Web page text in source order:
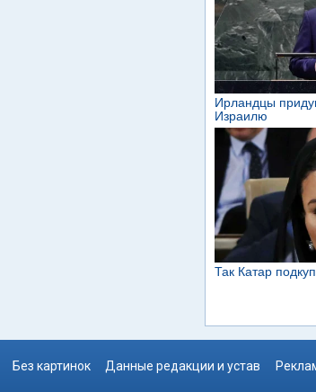
Без картинок Данные редакции и устав